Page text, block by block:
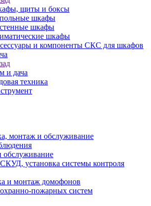
щиты и боксы
шкафы
шкафы
шкафы
и компоненты СКС для шкафов
и дача
техника
монтаж и обслуживание
обслуживание
установка системы контроля
и монтаж домофонов
пожарных систем